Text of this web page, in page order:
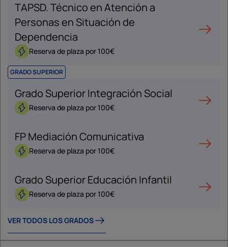
TAPSD. Técnico en Atención a
Personas en Situación de
Dependencia
Reserva de plaza por 100€
GRADO SUPERIOR
Grado Superior Integración Social
Reserva de plaza por 100€
FP Mediación Comunicativa
Reserva de plaza por 100€
Grado Superior Educación Infantil
Reserva de plaza por 100€
VER TODOS LOS GRADOS